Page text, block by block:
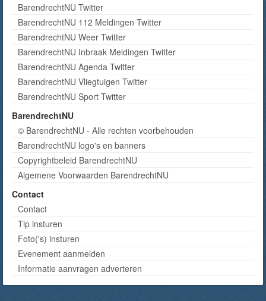
BarendrechtNU Twitter
BarendrechtNU 112 Meldingen Twitter
BarendrechtNU Weer Twitter
BarendrechtNU Inbraak Meldingen Twitter
BarendrechtNU Agenda Twitter
BarendrechtNU Vliegtuigen Twitter
BarendrechtNU Sport Twitter
BarendrechtNU
© BarendrechtNU - Alle rechten voorbehouden
BarendrechtNU logo's en banners
Copyrightbeleid BarendrechtNU
Algemene Voorwaarden BarendrechtNU
Contact
Contact
Tip insturen
Foto('s) insturen
Evenement aanmelden
Informatie aanvragen adverteren